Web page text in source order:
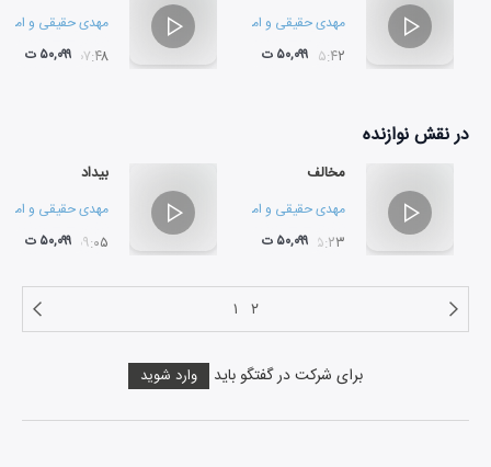
مهدی حقیقی و امیرمحمود صفرپور
۰۵:۴۲ ۵۰,۰۹۹ ت
مهدی حقیقی و
۰۷:۴۸ ۵۰,۰۹۹ ت
در نقشنوازنده
مخالف
مهدی حقیقی و امیرمحمود صفرپور
۱۵:۲۳ ۵۰,۰۹۹ ت
بیداد
مهدی حقیقی و
۰۹:۰۵ ۵۰,۰۹۹ ت
۱ ۲
برای شرکت در گفتگو باید وارد شوید